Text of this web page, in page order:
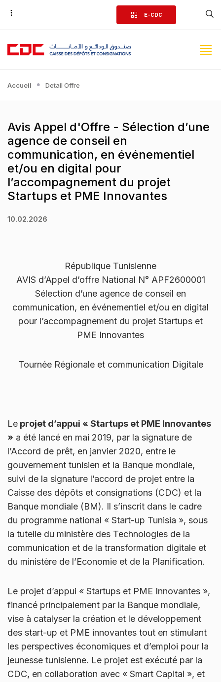
Aller
contenu
principal
E-CDC
Accueil Detail Offre
Avis Appel d'Offre - Sélection d’une
agence de conseil en
communication, en événementiel
et/ou en digital pour
l’accompagnement du projet
Startups et PME Innovantes
10.02.2026
République Tunisienne
AVIS d’Appel d’offre National N° APF2600001
Sélection d’une agence de conseil en
communication, en événementiel et/ou en digital
pour l’accompagnement du projet Startups et
PME Innovantes
Tournée Régionale et communication Digitale
Le projet d’appui « Startups et PME Innovantes
» a été lancé en mai 2019, par la signature de
l’Accord de prêt, en janvier 2020, entre le
gouvernement tunisien et la Banque mondiale,
suivi de la signature l’accord de projet entre la
Caisse des dépôts et consignations (CDC) et la
Banque mondiale (BM). Il s’inscrit dans le cadre
du programme national « Start-up Tunisia », sous
la tutelle du ministère des Technologies de la
communication et de la transformation digitale et
du ministère de l’Economie et de la Planification.
Le projet d’appui « Startups et PME Innovantes »,
financé principalement par la Banque mondiale,
vise à catalyser la création et le développement
des start-up et PME innovantes tout en stimulant
les perspectives économiques et d’emploi pour la
jeunesse tunisienne. Le projet est exécuté par la
CDC, en collaboration avec « Smart Capital », et